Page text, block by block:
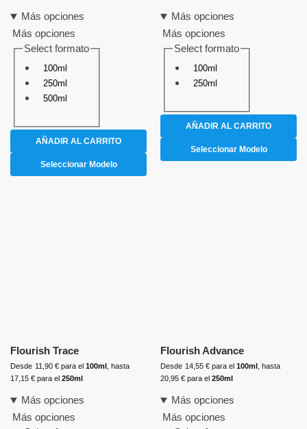
Más opciones
Más opciones
Select formato
100ml
250ml
500ml
AÑADIR AL CARRITO
Seleccionar Modelo
Más opciones
Más opciones
Select formato
100ml
250ml
AÑADIR AL CARRITO
Seleccionar Modelo
Flourish Trace
Desde 11,90 € para el 100ml
, hasta
17,15 € para el 250ml
Más opciones
Más opciones
Flourish Advance
Desde 14,55 € para el 100ml
, hasta
20,95 € para el 250ml
Más opciones
Más opciones